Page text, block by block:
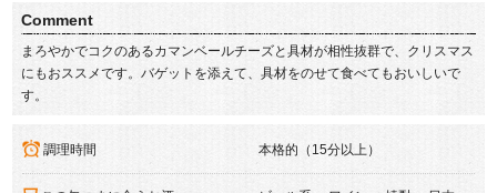
Comment
まろやかでコクのあるカマンベールチーズと具材が相性抜群で、クリスマス
にもおススメです。バゲットを添えて、具材をのせて食べてもおいしいで
す。
調理時間 本格的（15分以上）